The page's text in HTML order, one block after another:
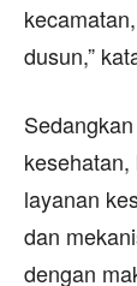
dusun,”
layanan
dan
dengan